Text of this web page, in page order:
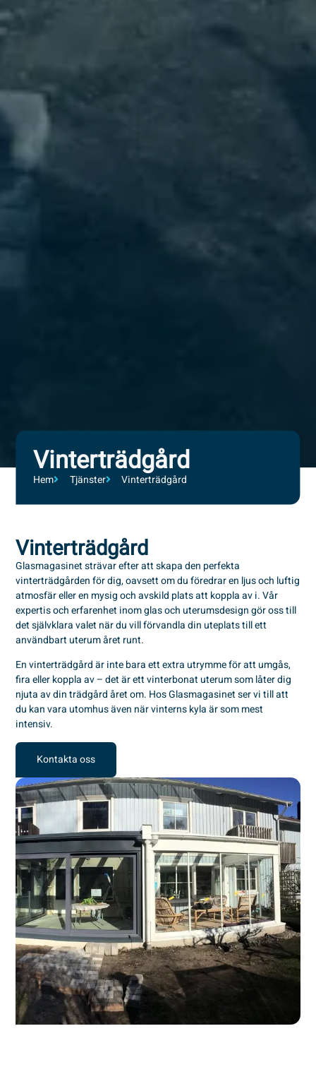
Vinterträdgård
Hem Tjänster Vinterträdgård
Vinterträdgård
Glasmagasinet strävar efter att skapa den perfekta
vinterträdgården för dig, oavsett om du föredrar en ljus och luftig
atmosfär eller en mysig och avskild plats att koppla av i. Vår
expertis och erfarenhet inom glas och uterumsdesign gör oss till
det självklara valet när du vill förvandla din uteplats till ett
användbart uterum året runt.
En vinterträdgård är inte bara ett extra utrymme för att umgås,
fira eller koppla av – det är ett vinterbonat uterum som låter dig
njuta av din trädgård året om. Hos Glasmagasinet ser vi till att
du kan vara utomhus även när vinterns kyla är som mest
intensiv.
Kontakta oss